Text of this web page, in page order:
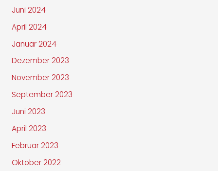
Juni 2024
April 2024
Januar 2024
Dezember 2023
November 2023
September 2023
Juni 2023
April 2023
Februar 2023
Oktober 2022